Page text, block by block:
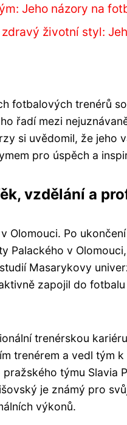
Jeho názory na
životní styl:
fotbalových trenérů
řadí mezi
si uvědomil, že jeho
pro úspěch a
vzdělání a
Olomouci. Po
Palackého v
Masarykovy
zapojil do
trenérskou
trenérem a vedl tým
týmu Slavia
je známý pro
výkonů.